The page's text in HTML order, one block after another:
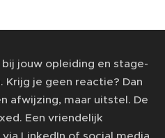
jouw opleiding en stage-
Krijg je geen reactie? Dan
afwijzing, maar uitstel. De
Een vriendelijk